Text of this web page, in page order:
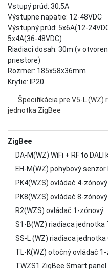
ZigBee
DA-M(WZ) WiFi + RF to
EH-M(WZ) pohybový senzor
PK4(WZS) ovládač 4-zónový
PK8(WZS) ovládač 8-zónový
R2(WZS) ovládač 1-zónový
S1-B(WZ) riadiaca jednotka
SS-L (WZ) riadiaca jednotka
TL-K(WZ) otočný ovládač
TWZS1 ZigBee Smart panel
Vstupý prúd: 30,5A
Výstupne napätie: 12-48VDC
Výstupný prúd: 5x6A(12-
5x4A(36-48VDC)
Riadiaci dosah: 30m (v
priestore)
Rozmer: 185x58x36mm
Krytie: IP20
Špecifikácia pre V5-L (WZ)
jednotka ZigBee